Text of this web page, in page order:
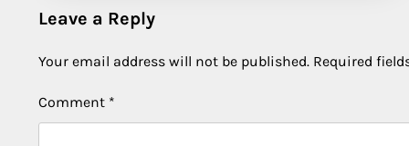
Leave a Reply
Your email address will not be published. Required
Comment *